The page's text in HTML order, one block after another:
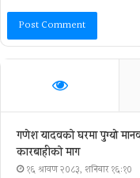
गणेश यादवको घरमा पुग्याे
कारबाहीको माग
१६ श्रावण २०८३, शनिबार १६:१०